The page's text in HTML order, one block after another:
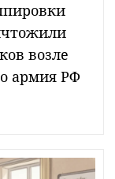
возле
армия РФ